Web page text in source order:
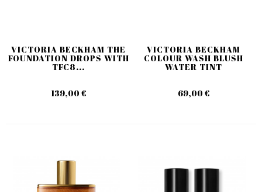
VICTORIA BECKHAM THE
FOUNDATION DROPS WITH
TFC8...
139,00 €
VICTORIA BECKHAM
COLOUR WASH BLUSH
WATER TINT
69,00 €